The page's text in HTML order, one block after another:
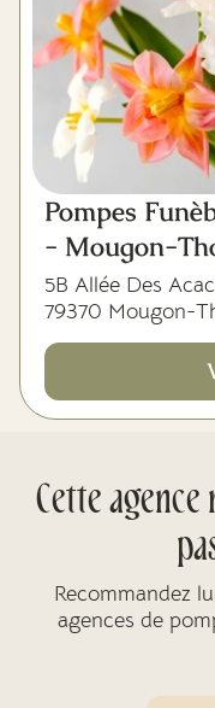
Pompes
- Mougon-
5B Allée Des
79370 Mougon-
Cette agence
Recommandez
agences de